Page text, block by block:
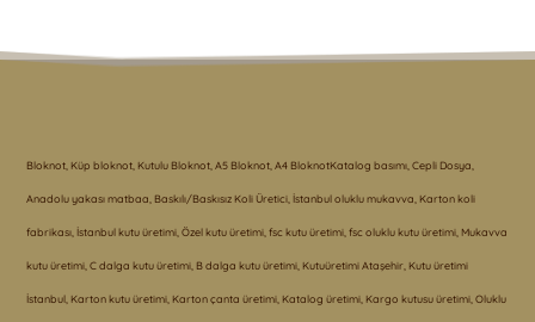
Bloknot, Küp bloknot, Kutulu Bloknot, A5 Bloknot, A4 BloknotKatalog basımı, Cepli Dosya,
Anadolu yakası matbaa, Baskılı/Baskısız Koli Üretici, İstanbul oluklu mukavva, Karton koli
fabrikası, İstanbul kutu üretimi, Özel kutu üretimi, fsc kutu üretimi, fsc oluklu kutu üretimi, Mukavva
kutu üretimi, C dalga kutu üretimi, B dalga kutu üretimi, Kutuüretimi Ataşehir, Kutu üretimi
İstanbul, Karton kutu üretimi, Karton çanta üretimi, Katalog üretimi, Kargo kutusu üretimi, Oluklu